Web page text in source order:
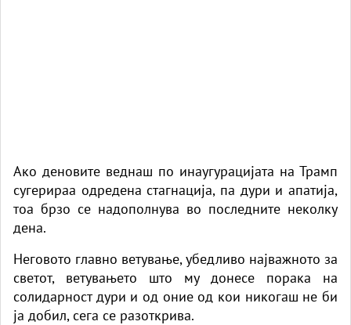
Ако деновите веднаш по инаугурацијата на Трамп
сугерираа одредена стагнација, па дури и апатија,
тоа брзо се надополнува во последните неколку
дена.
Неговото главно ветување, убедливо најважното за
светот, ветувањето што му донесе порака на
солидарност дури и од оние од кои никогаш не би
ја добил, сега се разоткрива.